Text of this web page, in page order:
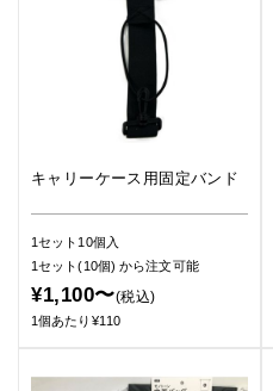
キャリーケース用固定バンド
1セット10個入
1セット(10個)から注文可能
¥1,100〜(税込)
1個あたり¥110